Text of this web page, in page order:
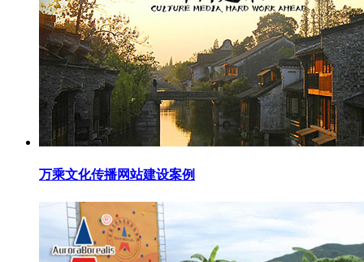
万乘文化传播网站建设案例